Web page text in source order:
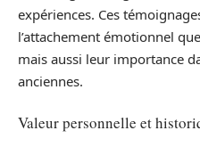
expériences. Ces
l’attachement émotionnel
mais aussi leur importance
anciennes.
Valeur personnelle et